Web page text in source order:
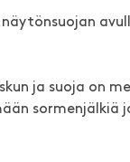
ja suoja on
sormenjälkiä